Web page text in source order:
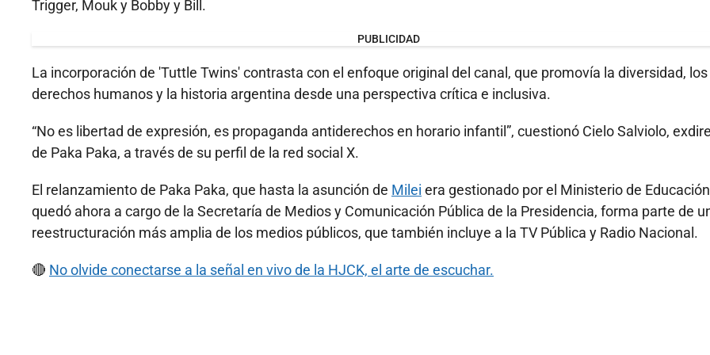
Trigger, Mouk y Bobby y Bill.
PUBLICIDAD
La incorporación de 'Tuttle Twins' contrasta con el enfoque original del canal, que promovía la diversidad, los
derechos humanos y la historia argentina desde una perspectiva crítica e inclusiva.
“No es libertad de expresión, es propaganda antiderechos en horario infantil”, cuestionó Cielo Salviolo,
de Paka Paka, a través de su perfil de la red social X.
El relanzamiento de Paka Paka, que hasta la asunción de Milei era gestionado por el Ministerio de
quedó ahora a cargo de la Secretaría de Medios y Comunicación Pública de la Presidencia, forma parte de
reestructuración más amplia de los medios públicos, que también incluye a la TV Pública y Radio Nacional.
🔴 No olvide conectarse a la señal en vivo de la HJCK, el arte de escuchar.